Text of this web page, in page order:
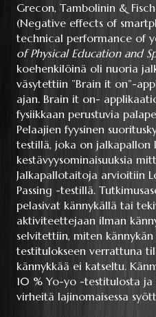
Grecon, Tambolinin &
(Negative effects of
technical performance of
of Physical Education and
koehenkilöinä oli nuoria
väsytettiin ”Brain it on”-
ajan. Brain it on-
fysiikkaan perustuvia
Pelaajien fyysinen
testillä, joka on jalkapallon
kestävyysominaisuuksia
Jalkapallotaitoja arvioitiin
Passing -testillä.
pelasivat kännykällä tai
aktiviteettejaan ilman
selvitettiin, miten
testitulokseen verrattuna
kännykkää ei katseltu.
10 % Yo-yo -testitulosta ja
virheitä lajinomaisessa